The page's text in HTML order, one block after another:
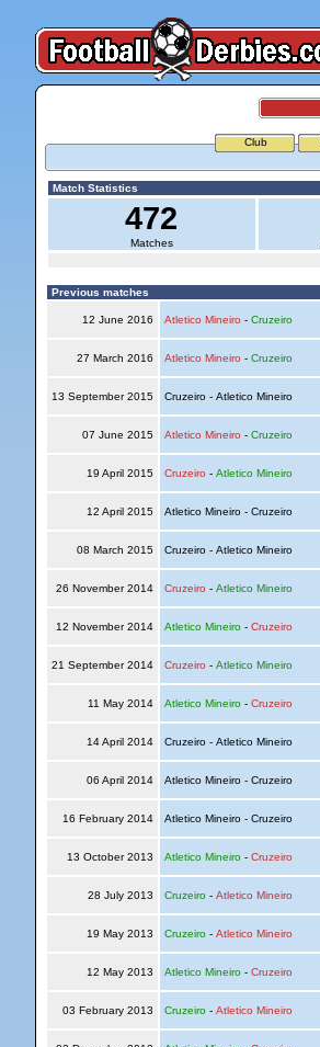
Club
Match Statistics
472
Matches
Previous matches
12 June 2016 Atletico Mineiro - Cruzeiro
27 March 2016 Atletico Mineiro - Cruzeiro
13 September 2015 Cruzeiro - Atletico Mineiro
07 June 2015 Atletico Mineiro - Cruzeiro
19 April 2015 Cruzeiro - Atletico Mineiro
12 April 2015 Atletico Mineiro - Cruzeiro
08 March 2015 Cruzeiro - Atletico Mineiro
26 November 2014 Cruzeiro - Atletico Mineiro
12 November 2014 Atletico Mineiro- Cruzeiro
21 September 2014 Cruzeiro - Atletico Mineiro
11 May 2014 Atletico Mineiro- Cruzeiro
14 April 2014 Cruzeiro - Atletico Mineiro
06 April 2014 Atletico Mineiro - Cruzeiro
16 February 2014 Atletico Mineiro - Cruzeiro
13 October 2013 Atletico Mineiro- Cruzeiro
28 July 2013 Cruzeiro- Atletico Mineiro
19 May 2013 Cruzeiro- Atletico Mineiro
12 May 2013 Atletico Mineiro- Cruzeiro
03 February 2013 Cruzeiro- Atletico Mineiro